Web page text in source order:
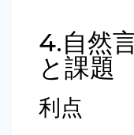
4.自然
と課題
利点